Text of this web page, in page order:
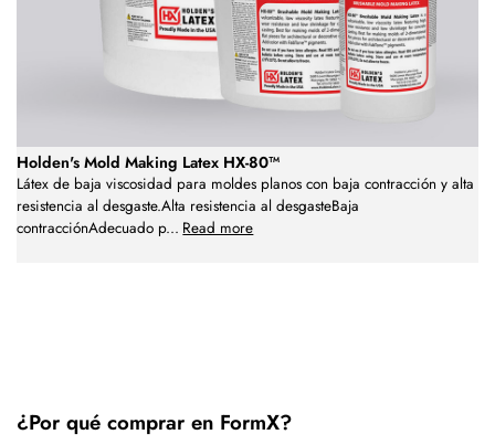
Holden's Mold Making Latex HX-80™
Látex de baja viscosidad para moldes planos con baja contracción y alta
resistencia al desgaste.Alta resistencia al desgasteBaja
contracciónAdecuado p... Read more
¿Por qué comprar en FormX?